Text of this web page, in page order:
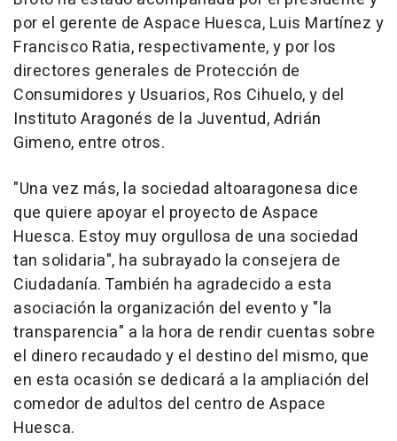
por el gerente de Aspace Huesca, Luis Martínez y
Francisco Ratia, respectivamente, y por los
directores generales de Protección de
Consumidores y Usuarios, Ros Cihuelo, y del
Instituto Aragonés de la Juventud, Adrián
Gimeno, entre otros.
"Una vez más, la sociedad altoaragonesa dice
que quiere apoyar el proyecto de Aspace
Huesca. Estoy muy orgullosa de una sociedad
tan solidaria", ha subrayado la consejera de
Ciudadanía. También ha agradecido a esta
asociación la organización del evento y "la
transparencia" a la hora de rendir cuentas sobre
el dinero recaudado y el destino del mismo, que
en esta ocasión se dedicará a la ampliación del
comedor de adultos del centro de Aspace
Huesca.